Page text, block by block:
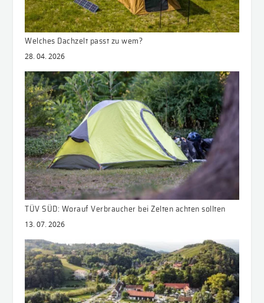
Welches Dachzelt passt zu wem?
28. 04. 2026
TÜV SÜD: Worauf Verbraucher bei Zelten achten sollten
13. 07. 2026